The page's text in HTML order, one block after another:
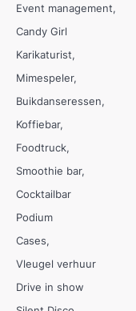
Event management
Candy Girl
Karikaturist
Mimespeler
Buikdanseressen
Koffiebar
Foodtruck
Smoothie bar
Cocktailbar
Podium
Cases
Vleugel verhuur
Drive in show